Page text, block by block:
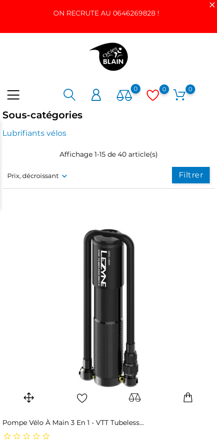
ON RECRUTE AU 0646269828 !
0 0 0
Sous-catégories
Lubrifiants vélos
Prix, décroissant Filtrer
Affichage 1-15 de 40 article(s)
Pompe Vélo À Main 3 En 1 - VTT Tubeless...